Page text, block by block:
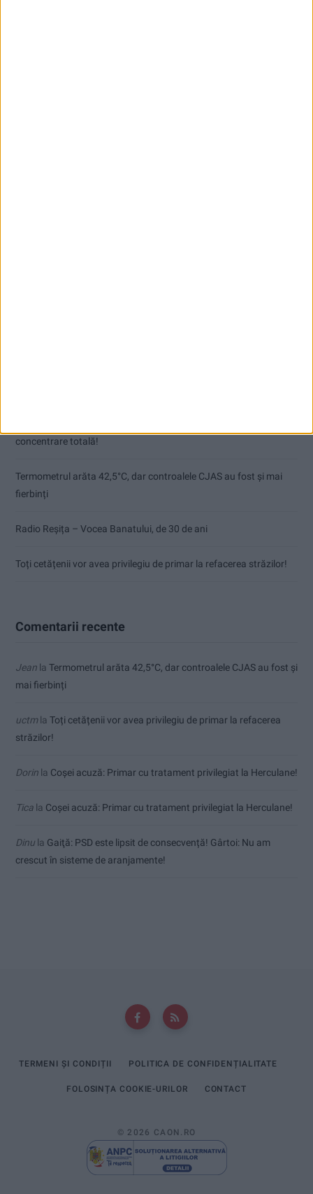
concentrare totală!
Termometrul arăta 42,5°C, dar controalele CJAS au fost și mai
fierbinți
Radio Reșița – Vocea Banatului, de 30 de ani
Toți cetățenii vor avea privilegiu de primar la refacerea străzilor!
Comentarii recente
Jean la Termometrul arăta 42,5°C, dar controalele CJAS au fost și
mai fierbinți
uctmla Toți cetățenii vor avea privilegiu de primar la refacerea
străzilor!
Dorin la Coșei acuză: Primar cu tratament privilegiat la Herculane!
Tica la Coșei acuză: Primar cu tratament privilegiat la Herculane!
Dinu la Gaiţă: PSD este lipsit de consecvență! Gârtoi: Nu am
crescut în sisteme de aranjamente!
TERMENI ȘI CONDIȚII POLITICA DE CONFIDENȚIALITATE
FOLOSINȚA COOKIE-URILOR CONTACT
© 2026 CAON.RO